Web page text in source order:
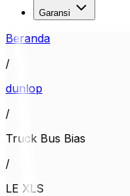
Garansi
Beranda
/
dunlop
/
Truck Bus Bias
/
LE XLS